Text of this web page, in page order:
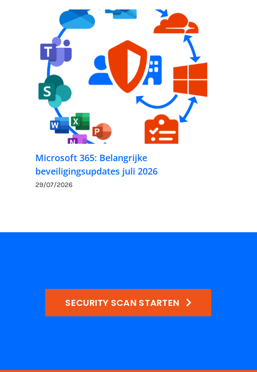
Microsoft 365: Belangrijke
beveiligingsupdates juli 2026
29/07/2026
SECURITY SCAN STARTEN